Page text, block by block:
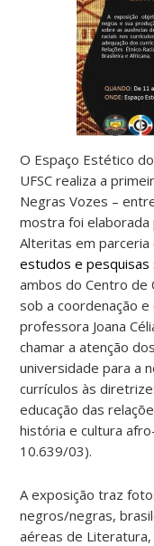
O Espaço Estético
UFSC realiza a
Negras Vozes –
mostra foi
Alteritas em parceria
estudos e pesquisas
ambos do Centro de
sob a coordenação
professora Joana
chamar a atenção
universidade para a
currículos às
educação das
história e cultura
10.639/03).
A exposição traz
negros/negras,
aéreas de Literatura,